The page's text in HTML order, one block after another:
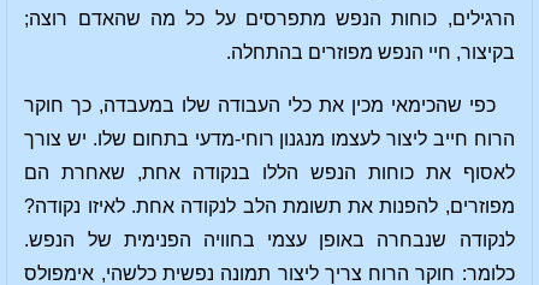
הרגילים, כוחות הנפש מתפרסים על כל מה שהאדם רוצה;
בקיצור, חיי הנפש מפוזרים בהתחלה.
כפי שהכימאי מכין את כלי העבודה שלו במעבדה, כך חוקר
הרוח חייב ליצור לעצמו מנגנון רוחי-מדעי בתחום שלו. יש צורך
לאסוף את כוחות הנפש הללו בנקודה אחת, שאחרת הם
מפוזרים, להפנות את תשומת הלב לנקודה אחת. לאיזו נקודה?
לנקודה שנבחרה באופן עצמי בחוויה הפנימית של הנפש.
כלומר: חוקר הרוח צריך ליצור תמונה נפשית כלשהי, אימפולס